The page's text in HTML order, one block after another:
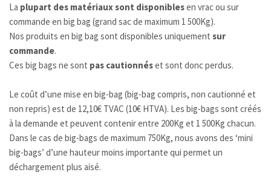
La plupart des matériaux sont disponiblesen vrac ou sur
commande en big bag (grand sac de maximum 1 500Kg).
Nos produits en big bag sont disponibles uniquement sur
commande.
Ces big bags ne sont pas cautionnéset sont donc perdus.
Le coût d’une mise en big-bag (big-bag compris, non cautionné et
non repris) est de 12,10€ TVAC (10€ HTVA). Les big-bags sont créés
à la demande et peuvent contenir entre 200Kg et 1 500Kg chacun.
Dans le cas de big-bags de maximum 750Kg, nous avons des ‘mini
big-bags’ d’une hauteur moins importante qui permet un
déchargement plus aisé.